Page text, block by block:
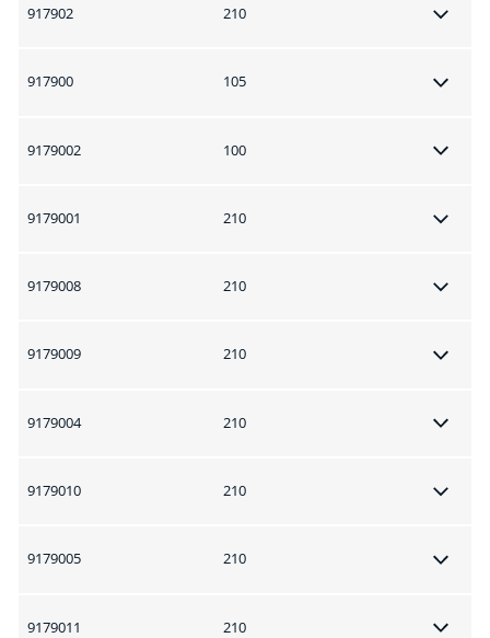
917902 210
917900 105
9179002 100
9179001 210
9179008 210
9179009 210
9179004 210
9179010 210
9179005 210
9179011 210